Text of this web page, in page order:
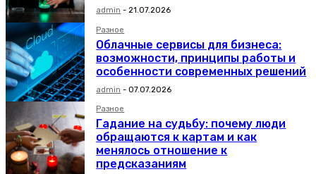
admin - 21.07.2026
Разное
Облачные сервисы для бизнеса:
возможности, принципы работы и
особенности современных решений
admin - 07.07.2026
Разное
Гадание на судьбу: почему люди
обращаются к картам и как
менялось отношение к
предсказаниям